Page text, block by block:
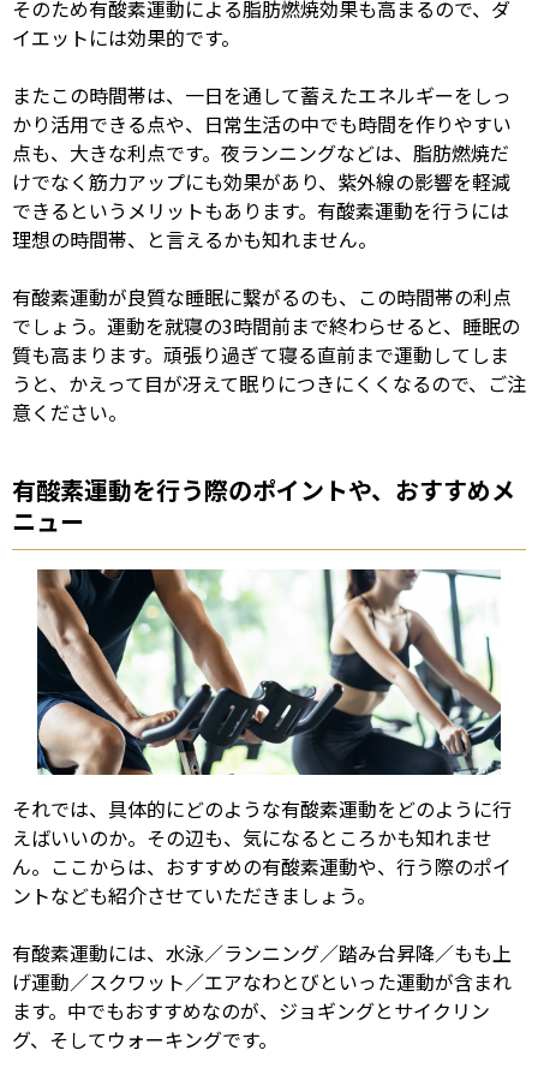
そのため有酸素運動による脂肪燃焼効果も高まるので、ダ
イエットには効果的です。
またこの時間帯は、一日を通して蓄えたエネルギーをしっ
かり活用できる点や、日常生活の中でも時間を作りやすい
点も、大きな利点です。夜ランニングなどは、脂肪燃焼だ
けでなく筋力アップにも効果があり、紫外線の影響を軽減
できるというメリットもあります。有酸素運動を行うには
理想の時間帯、と言えるかも知れません。
有酸素運動が良質な睡眠に繋がるのも、この時間帯の利点
でしょう。運動を就寝の3時間前まで終わらせると、睡眠の
質も高まります。頑張り過ぎて寝る直前まで運動してしま
うと、かえって目が冴えて眠りにつきにくくなるので、ご注
意ください。
有酸素運動を行う際のポイントや、おすすめメ
ニュー
それでは、具体的にどのような有酸素運動をどのように行
えばいいのか。その辺も、気になるところかも知れませ
ん。ここからは、おすすめの有酸素運動や、行う際のポイ
ントなども紹介させていただきましょう。
有酸素運動には、水泳／ランニング／踏み台昇降／もも上
げ運動／スクワット／エアなわとびといった運動が含まれ
ます。中でもおすすめなのが、ジョギングとサイクリン
グ、そしてウォーキングです。